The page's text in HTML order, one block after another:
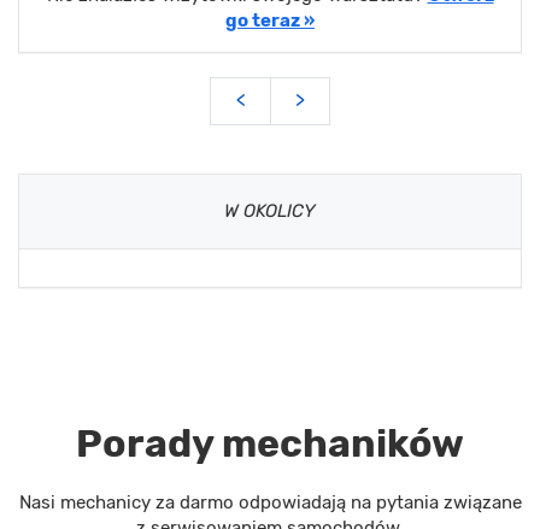
go teraz »
< >
W OKOLICY
Porady mechaników
Nasi mechanicy za darmo odpowiadają na pytania związane